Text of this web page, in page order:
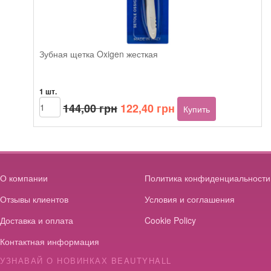
Зубная щетка Oxigen жесткая
1 шт.
144,00грн Первоначальная
цена
144,00 грн.
122,40 грнТекущая
цена:
Количество
товара
Зубная
Oxigen
Купить
О компании
Отзывы клиентов
Доставка и оплата
Контактная информация
Политика конфиденциальности
Условия и соглашения
Cookie Policy
УЗНАВАЙ О НОВИНКАХ BEAUTYHALL